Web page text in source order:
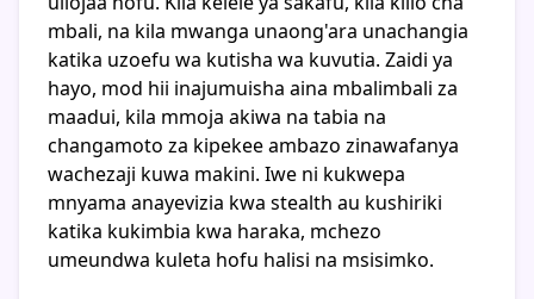
mbali, na kila mwanga unaong'ara unachangia
katika uzoefu wa kutisha wa kuvutia. Zaidi ya
hayo, mod hii inajumuisha aina mbalimbali za
maadui, kila mmoja akiwa na tabia na
changamoto za kipekee ambazo zinawafanya
wachezaji kuwa makini. Iwe ni kukwepa
mnyama anayevizia kwa stealth au kushiriki
katika kukimbia kwa haraka, mchezo
umeundwa kuleta hofu halisi na msisimko.